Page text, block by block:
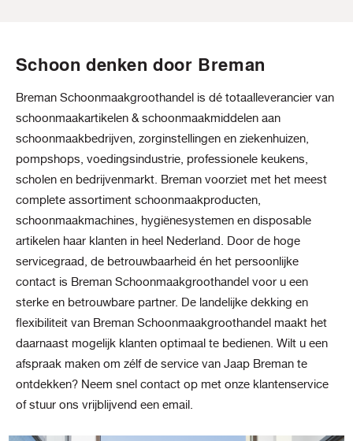
Schoon denken door Breman
Breman Schoonmaakgroothandel is dé totaalleverancier van
schoonmaakartikelen & schoonmaakmiddelen aan
schoonmaakbedrijven, zorginstellingen en ziekenhuizen,
pompshops, voedingsindustrie, professionele keukens,
scholen en bedrijvenmarkt. Breman voorziet met het meest
complete assortiment schoonmaakproducten,
schoonmaakmachines, hygiënesystemen en disposable
artikelen haar klanten in heel Nederland. Door de hoge
servicegraad, de betrouwbaarheid én het persoonlijke
contact is Breman Schoonmaakgroothandel voor u een
sterke en betrouwbare partner. De landelijke dekking en
flexibiliteit van Breman Schoonmaakgroothandel maakt het
daarnaast mogelijk klanten optimaal te bedienen. Wilt u een
afspraak maken om zélf de service van Jaap Breman te
ontdekken? Neem snel contact op met onze klantenservice
of stuur ons vrijblijvend een email.